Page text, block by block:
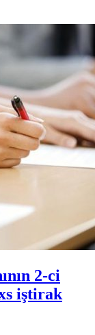
2-ci
iştirak